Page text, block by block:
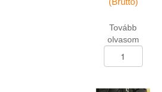
Tovább
olvasom
abroncs
R-